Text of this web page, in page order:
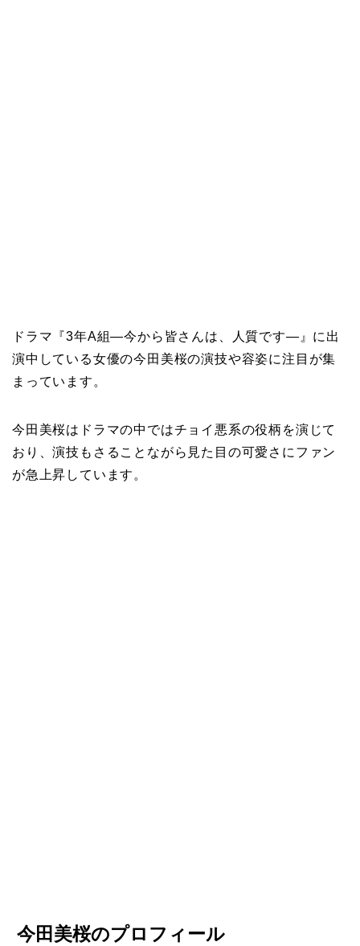
ドラマ『3年A組―今から皆さんは、人質です―』に出
演中している女優の今田美桜の演技や容姿に注目が集
まっています。
今田美桜はドラマの中ではチョイ悪系の役柄を演じて
おり、演技もさることながら見た目の可愛さにファン
が急上昇しています。
今田美桜のプロフィール